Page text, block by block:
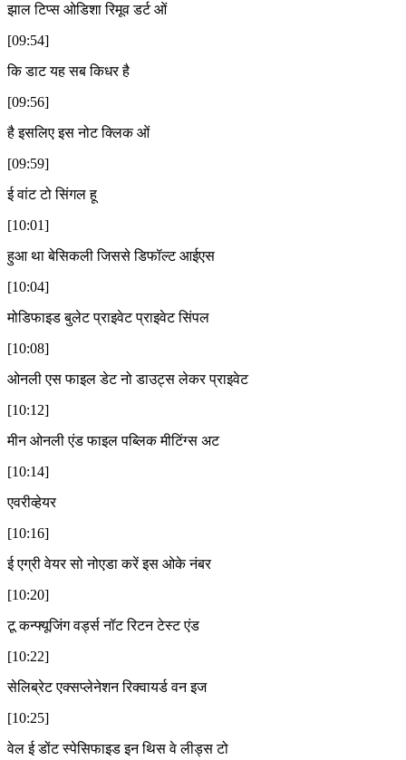
झाल टिप्स ओडिशा रिमूव डर्ट ओं
[09:54]
कि डाट यह सब किधर है
[09:56]
है इसलिए इस नोट क्लिक ओं
[09:59]
ई वांट टो सिंगल हू
[10:01]
हुआ था बेसिकली जिससे डिफॉल्ट आईएस
[10:04]
मोडिफाइड बुलेट प्राइवेट प्राइवेट सिंपल
[10:08]
ओनली एस फाइल डेट नो डाउट्स लेकर प्राइवेट
[10:12]
मीन ओनली एंड फाइल पब्लिक मीटिंग्स अट
[10:14]
एवरीव्हेयर
[10:16]
ई एग्री वेयर सो नोएडा करें इस ओके नंबर
[10:20]
टू कन्फ्यूजिंग वर्ड्स नॉट रिटन टेस्ट एंड
[10:22]
सेलिब्रेट एक्सप्लेनेशन रिक्वायर्ड वन इज
[10:25]
वेल ई डोंट स्पेसिफाइड इन थिस वे लीड्स टो